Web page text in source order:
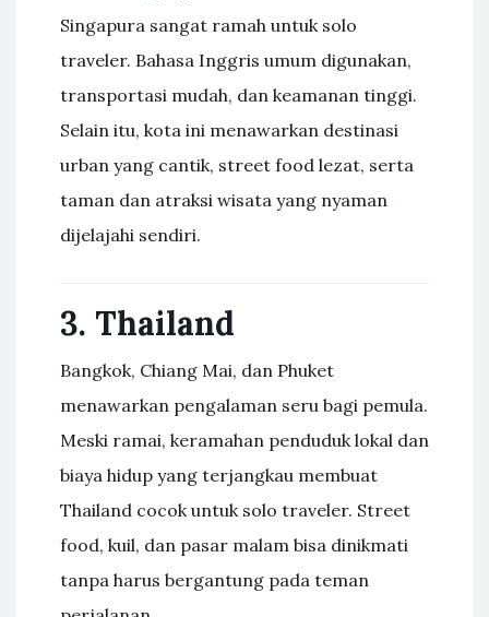
Singapura sangat ramah untuk solo
traveler. Bahasa Inggris umum digunakan,
transportasi mudah, dan keamanan tinggi.
Selain itu, kota ini menawarkan destinasi
urban yang cantik, street food lezat, serta
taman dan atraksi wisata yang nyaman
dijelajahi sendiri.
3. Thailand
Bangkok, Chiang Mai, dan Phuket
menawarkan pengalaman seru bagi pemula.
Meski ramai, keramahan penduduk lokal dan
biaya hidup yang terjangkau membuat
Thailand cocok untuk solo traveler. Street
food, kuil, dan pasar malam bisa dinikmati
tanpa harus bergantung pada teman